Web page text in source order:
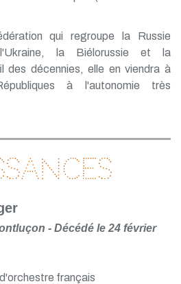
qui regroupe la Russie
la Biélorussie et la
des décennies, elle en viendra à
à l'autonomie très
- Décédé le 24 février
français